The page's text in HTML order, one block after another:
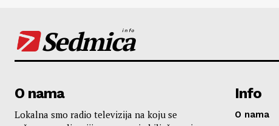
Sedmica
info
O nama
Lokalna smo radio televizija na koju se
Info
O nama